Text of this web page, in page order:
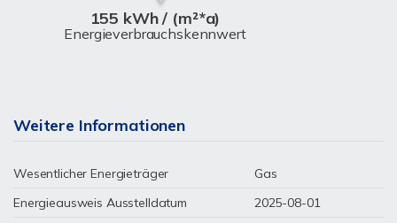
155 kWh / (m²*a)
Energieverbrauchskennwert
Weitere Informationen
Wesentlicher Energieträger
Gas
Energieausweis Ausstelldatum
2025-08-01